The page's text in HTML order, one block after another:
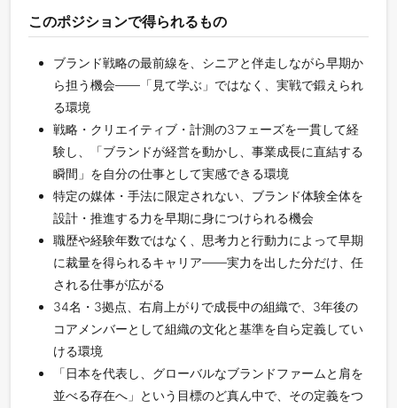
このポジションで得られるもの
ブランド戦略の最前線を、シニアと伴走しながら早期か
ら担う機会——「見て学ぶ」ではなく、実戦で鍛えられ
る環境
戦略・クリエイティブ・計測の3フェーズを一貫して経
験し、「ブランドが経営を動かし、事業成長に直結する
瞬間」を自分の仕事として実感できる環境
特定の媒体・手法に限定されない、ブランド体験全体を
設計・推進する力を早期に身につけられる機会
職歴や経験年数ではなく、思考力と行動力によって早期
に裁量を得られるキャリア——実力を出した分だけ、任
される仕事が広がる
34名・3拠点、右肩上がりで成長中の組織で、3年後の
コアメンバーとして組織の文化と基準を自ら定義してい
ける環境
「日本を代表し、グローバルなブランドファームと肩を
並べる存在へ」という目標のど真ん中で、その定義をつ